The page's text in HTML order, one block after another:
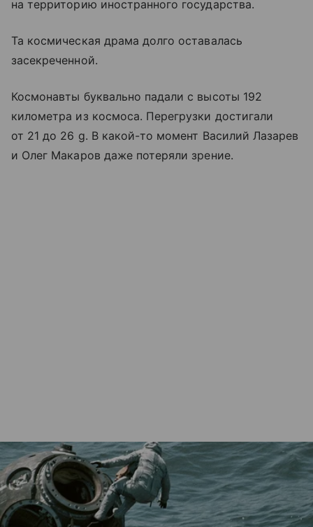
на территорию иностранного государства.
Та космическая драма долго оставалась
засекреченной.
Космонавты буквально падали с высоты 192
километра из космоса. Перегрузки достигали
от 21 до 26 g. В какой-то момент Василий Лазарев
и Олег Макаров даже потеряли зрение.